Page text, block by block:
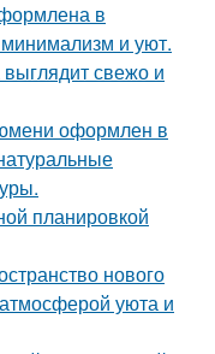
в
и уют.
свежо и
оформлен в
планировкой
нового
уюта и